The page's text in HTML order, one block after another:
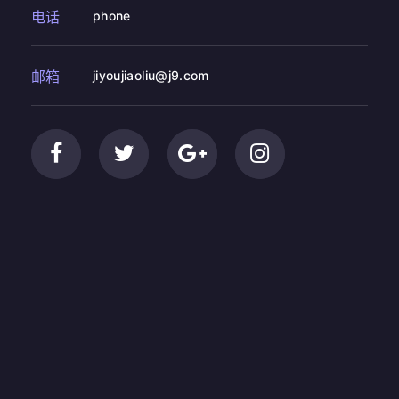
电话 phone
邮箱 jiyoujiaoliu@j9.com